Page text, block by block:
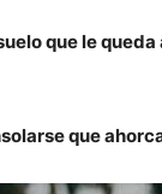
que le
que